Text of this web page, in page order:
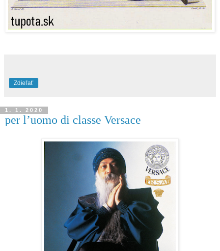
Zdieľať
1. 1. 2020
per l’uomo di classe Versace